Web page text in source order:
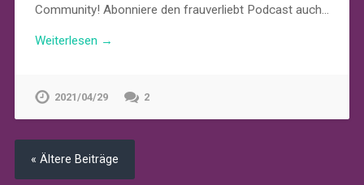
Community! Abonniere den frauverliebt Podcast auch…
Weiterlesen →
2021/04/29 2
« Ältere Beiträge